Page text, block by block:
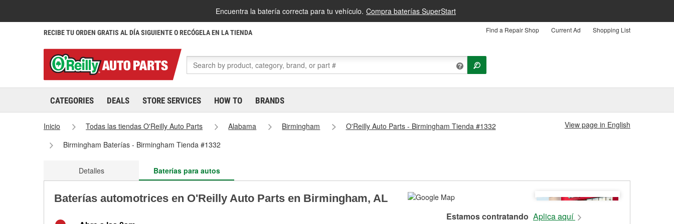
Encuentra la batería correcta para tu vehículo. Compra baterías SuperStart
RECIBE TU ORDEN GRATIS AL DÍA SIGUIENTE O RECÓGELA EN LA TIENDA Find a Repair Shop Current Ad Shopping List
CATEGORIES DEALS STORE SERVICES HOW TO BRANDS
Inicio Todas las tiendas O'Reilly Auto Parts Alabama Birmingham
O'Reilly Auto Parts - Birmingham Tienda #1332
Birmingham Baterías - Birmingham Tienda #1332
View page in English
Detalles Baterías para autos
Baterías automotrices en O'Reilly Auto Parts en Birmingham, AL
Estamos contratando Aplica aquí